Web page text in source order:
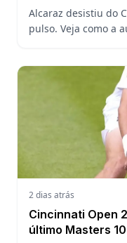
defesa do US
Alcaraz desistiu do
pulso. Veja como a
2 dias atrás
Cincinnati Open
último Masters